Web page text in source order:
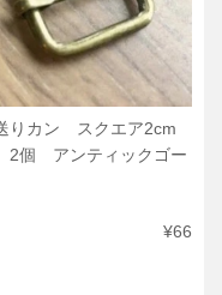
りカン スクエア2cm
個 アンティックゴー
¥66